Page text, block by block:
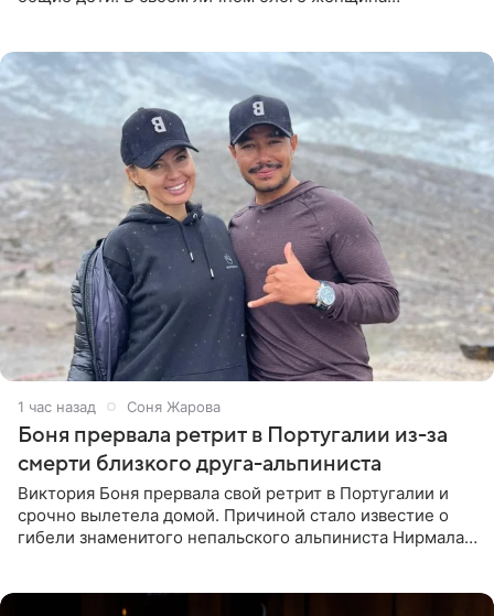
1 час назад Соня Жарова
Боня прервала ретрит в Португалии из-за
смерти близкого друга-альпиниста
Виктория Боня прервала свой ретрит в Португалии и
срочно вылетела домой. Причиной стало известие о
гибели знаменитого непальского альпиниста Нирмала